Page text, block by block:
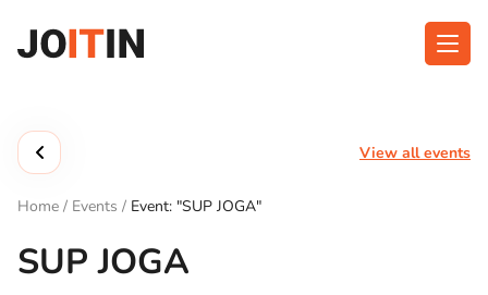
content
View all events
Home / Events / Event: "SUP JOGA"
SUP JOGA